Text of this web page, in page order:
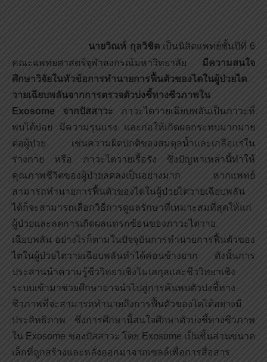
นายวิณห์ กุลวิชิตเป็นนิสิตแพทย์ชั้นปีที่ 6
คณะแพทยศาสตร์จุฬาลงกรณ์มหาวิทยาลัย มีความสนใจ
ศึกษาวิจัยในหัวข้อการทำนายการฟื้นตัวของไตในผู้ป่วยไต
วายเฉียบพลันจากการตรวจตัวบ่งชี้ทางชีวภาพใน
Exosome จากปัสสาวะ ภาวะไตวายเฉียบพลันเป็นภาวะที่
พบได้บ่อย มีความรุนแรง และก่อให้เกิดผลกระทบมากมาย
ต่อผู้ป่วย เช่นความผิดปกติของสมดุลน้ำและเกลือแร่ใน
ร่างกาย หรือ ภาวะไตวายเรื้อรัง ซึ่งปัญหาเหล่านี้ทำให้
คุณภาพชีวิตของผู้ป่วยลดลงเป็นอย่างมาก หากแพทย์
สามารถทำนายการฟื้นตัวของไตในผู้ป่วยไตวายเฉียบพลัน
ได้ก็จะสามารถเลือกวิธีการดูแลรักษาที่เหมาะสมที่สุดให้แก่
ผู้ป่วยและลดการเกิดผลแทรกซ้อนของภาวะไตวาย
เฉียบพลัน อย่างไรก็ตามในปัจจุบันการทำนายการฟื้นตัวของ
ไตในผู้ป่วยไตวายเฉียบพลันทำได้ค่อนข้างยาก ดังนั้นการ
ประสานนำความรู้ชีววิทยาเชิงโมเลกุลและชีววิทยาเชิง
ระบบเข้ามาช่วยศึกษาอาจนำไปสู่การค้นพบตัวบ่งชี้ทาง
ชีวภาพที่จะสามารถทำนายถึงการฟื้นตัวของไตได้อย่างมี
ประสิทธิภาพ ซึ่งการศึกษานี้สนใจศึกษาตัวบ่งชี้ทางชีวภาพ
ใน Exosome ของปัสสาวะ โดย Exosome เป็นชิ้นส่วนขนาด
เล็กที่ถูกสร้างและหลั่งออกมาจากเซลล์เพื่อการสื่อสาร